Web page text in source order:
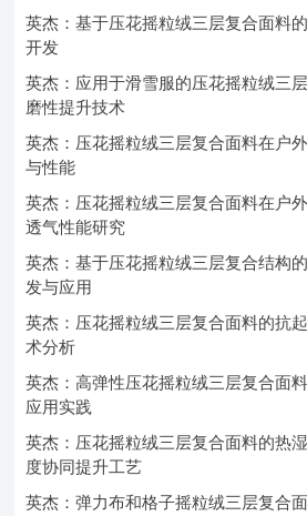
英杰：基于压花摇粒绒三层复合面料
开发
英杰：应用于滑雪服的压花摇粒绒三
磨性提升技术
英杰：压花摇粒绒三层复合面料在户
与性能
英杰：压花摇粒绒三层复合面料在户
透气性能研究
英杰：基于压花摇粒绒三层复合结构
发与应用
英杰：压花摇粒绒三层复合面料的抗
术分析
英杰：高弹性压花摇粒绒三层复合面
应用实践
英杰：压花摇粒绒三层复合面料的热
度协同提升工艺
英杰：弹力布和格子摇粒绒三层复合